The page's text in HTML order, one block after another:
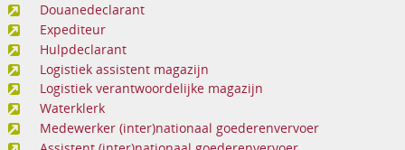
Douanedeclarant
Expediteur
Hulpdeclarant
Logistiek assistent magazijn
Logistiek verantwoordelijke magazijn
Waterklerk
Medewerker (inter)nationaal goederenvervoer